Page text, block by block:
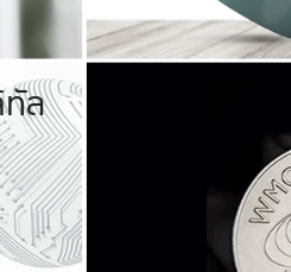
อบต่อสังคม
ชน เพื่อความกินดีอยู่ดี
และความสุขอย่างยั่งยืน
มองปัญหาในภาพกว้าง
ก้ไขจากปัญหาจุดเล็กๆ
ล